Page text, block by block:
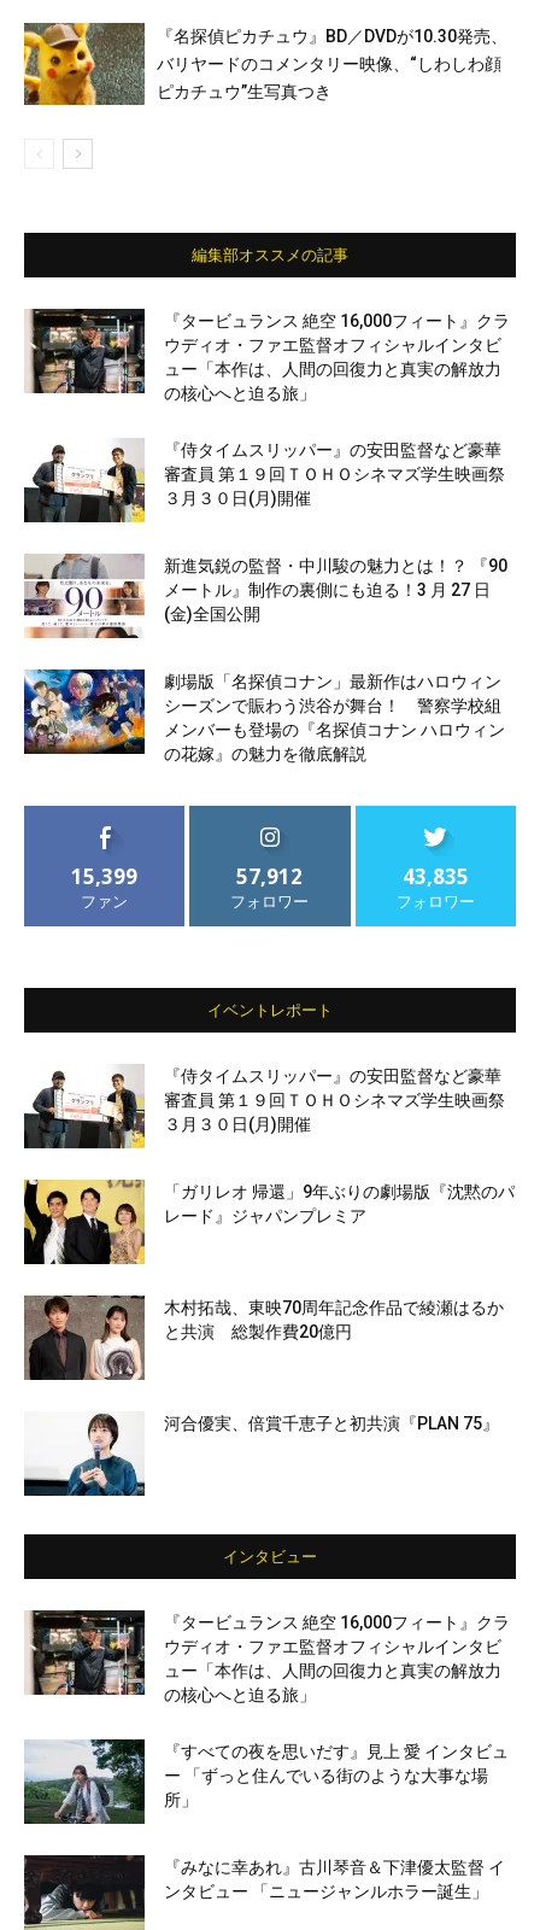
『名探偵ピカチュウ』BD／DVDが10.30発売、
バリヤードのコメンタリー映像、“しわしわ顔
ピカチュウ”生写真つき
編集部オススメの記事
『タービュランス 絶空 16,000フィート』クラ
ウディオ・ファエ監督オフィシャルインタビ
ュー「本作は、人間の回復力と真実の解放力
の核心へと迫る旅」
『侍タイムスリッパー』の安田監督など豪華
審査員 第１９回ＴＯＨＯシネマズ学生映画祭
３月３０日(月)開催
新進気鋭の監督・中川駿の魅力とは！？ 『90
メートル』制作の裏側にも迫る！3 月 27 日
(金)全国公開
劇場版「名探偵コナン」最新作はハロウィン
シーズンで賑わう渋谷が舞台！ 警察学校組
メンバーも登場の『名探偵コナン ハロウィン
の花嫁』の魅力を徹底解説
15,399
ファン
57,912
フォロワー
43,835
フォロワー
イベントレポート
『侍タイムスリッパー』の安田監督など豪華
審査員 第１９回ＴＯＨＯシネマズ学生映画祭
３月３０日(月)開催
「ガリレオ 帰還」9年ぶりの劇場版『沈黙のパ
レード』ジャパンプレミア
木村拓哉、東映70周年記念作品で綾瀬はるか
と共演 総製作費20億円
河合優実、倍賞千恵子と初共演『PLAN 75』
インタビュー
『タービュランス 絶空 16,000フィート』クラ
ウディオ・ファエ監督オフィシャルインタビ
ュー「本作は、人間の回復力と真実の解放力
の核心へと迫る旅」
『すべての夜を思いだす』見上 愛 インタビュ
ー 「ずっと住んでいる街のような大事な場
所」
『みなに幸あれ』古川琴音＆下津優太監督 イ
ンタビュー 「ニュージャンルホラー誕生」